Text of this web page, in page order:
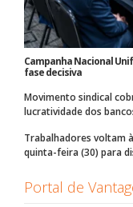
Campanha Nacional
fase decisiva
Movimento sindical
lucratividade dos
Trabalhadores voltam
quinta-feira (30) para
Portal de